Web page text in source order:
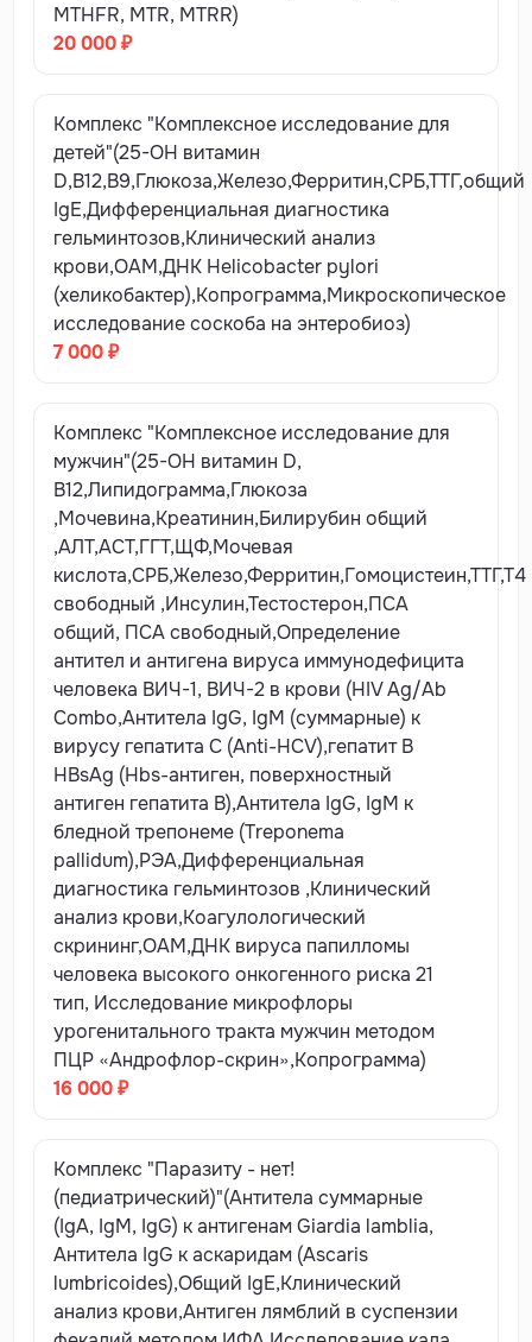
Холестерин, триглицериды, липопротеины высокой
жирную, жареную пищу, за 2 недели до исследования
необходимо отменить препараты, понижающие
уровень липидов в крови (по согласованию с
врачом).
Глюкоза- утром исключить прием контрацептивов,
мочегонных средств (по согласованию с врачом).
Гормоны щитовидной железы- исключить прием
любых препаратов в день исследования (влияющих на
контрацептивы).
ПСА (общий, свободный)- кровь на исследование
можно сдавать не ранее чем через 2 недели после
биопсии предстательной железы и массажа простаты;
постхирургический уровень определяется не ранее
чем через 6 недель после вмешательства.
СА-125- более информативно сдавать через 2-3 дня
после менструации.
Исследование крови на наличие инфекций
до сдачи крови на вирусные гепатиты исключить из
рациона цитрусовые, оранжевые фрукты и овощи;
кровь на наличие антител класса IgM к возбудителям
инфекций следует проводить не ранее 5-7 дня с
момента заболевания, антител классов IgG, IgА не
ранее 10-14 дня, при наличии сомнительных
результатов целесообразно провести повторный
анализ спустя 3-5 дней - согласовать с врачом!
Анализ мочи
Собирать всю утреннюю порцию мочи (первые
несколько миллилитров мочи слить в унитаз),
предыдущее мочеиспускание должно быть не позднее
горлом, перемешивается и отбирается в специальный
медицинский контейнер с завинчивающейся крышкой
в объеме не более 50-100 мл. Сбор мочи проводится
после тщательного туалета наружных половых
органов без применения антисептиков.
MTHFR, MTR, MTRR)
20 000 ₽
Комплекс "Комплексное исследование для
детей"(25-ОН витамин
D,В12,В9,Глюкоза,Железо,Ферритин,СРБ,ТТГ,общий
IgE,Дифференциальная диагностика
гельминтозов,Клинический анализ
крови,ОАМ,ДНК Helicobacter pylori
(хеликобактер),Копрограмма,Микроскопическое
исследование соскоба на энтеробиоз)
7 000 ₽
Комплекс "Комплексное исследование для
мужчин"(25-ОН витамин D,
В12,Липидограмма,Глюкоза
,Мочевина,Креатинин,Билирубин общий
,АЛТ,АСТ,ГГТ,ЩФ,Мочевая
кислота,СРБ,Железо,Ферритин,Гомоцистеин,ТТГ,Т4
свободный ,Инсулин,Тестостерон,ПСА
общий, ПСА свободный,Определение
антител и антигена вируса иммунодефицита
человека ВИЧ-1, ВИЧ-2 в крови (HIV Ag/Ab
Combo,Антитела IgG, IgM (суммарные) к
вирусу гепатита С (Anti-HCV),гепатит В
HBsAg (Hbs-антиген, поверхностный
антиген гепатита В),Антитела IgG, IgM к
бледной трепонеме (Treponema
pallidum),РЭА,Дифференциальная
диагностика гельминтозов ,Клинический
анализ крови,Коагулологический
скрининг,ОАМ,ДНК вируса папилломы
человека высокого онкогенного риска 21
тип, Исследование микрофлоры
урогенитального тракта мужчин методом
ПЦР «Андрофлор-скрин»,Копрограмма)
16 000 ₽
Комплекс "Паразиту - нет!
(педиатрический)"(Антитела суммарные
(IgA, IgM, IgG) к антигенам Giardia lamblia,
Антитела IgG к аскаридам (Ascaris
lumbricoides),Общий IgE,Клинический
анализ крови,Антиген лямблий в суспензии